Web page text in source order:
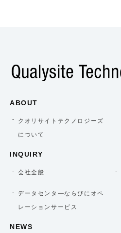
ABOUT
クオリサイトテクノロジーズ
について
INQUIRY
会社全般
データセンタ―ならびにオペ
レーションサービス
NEWS